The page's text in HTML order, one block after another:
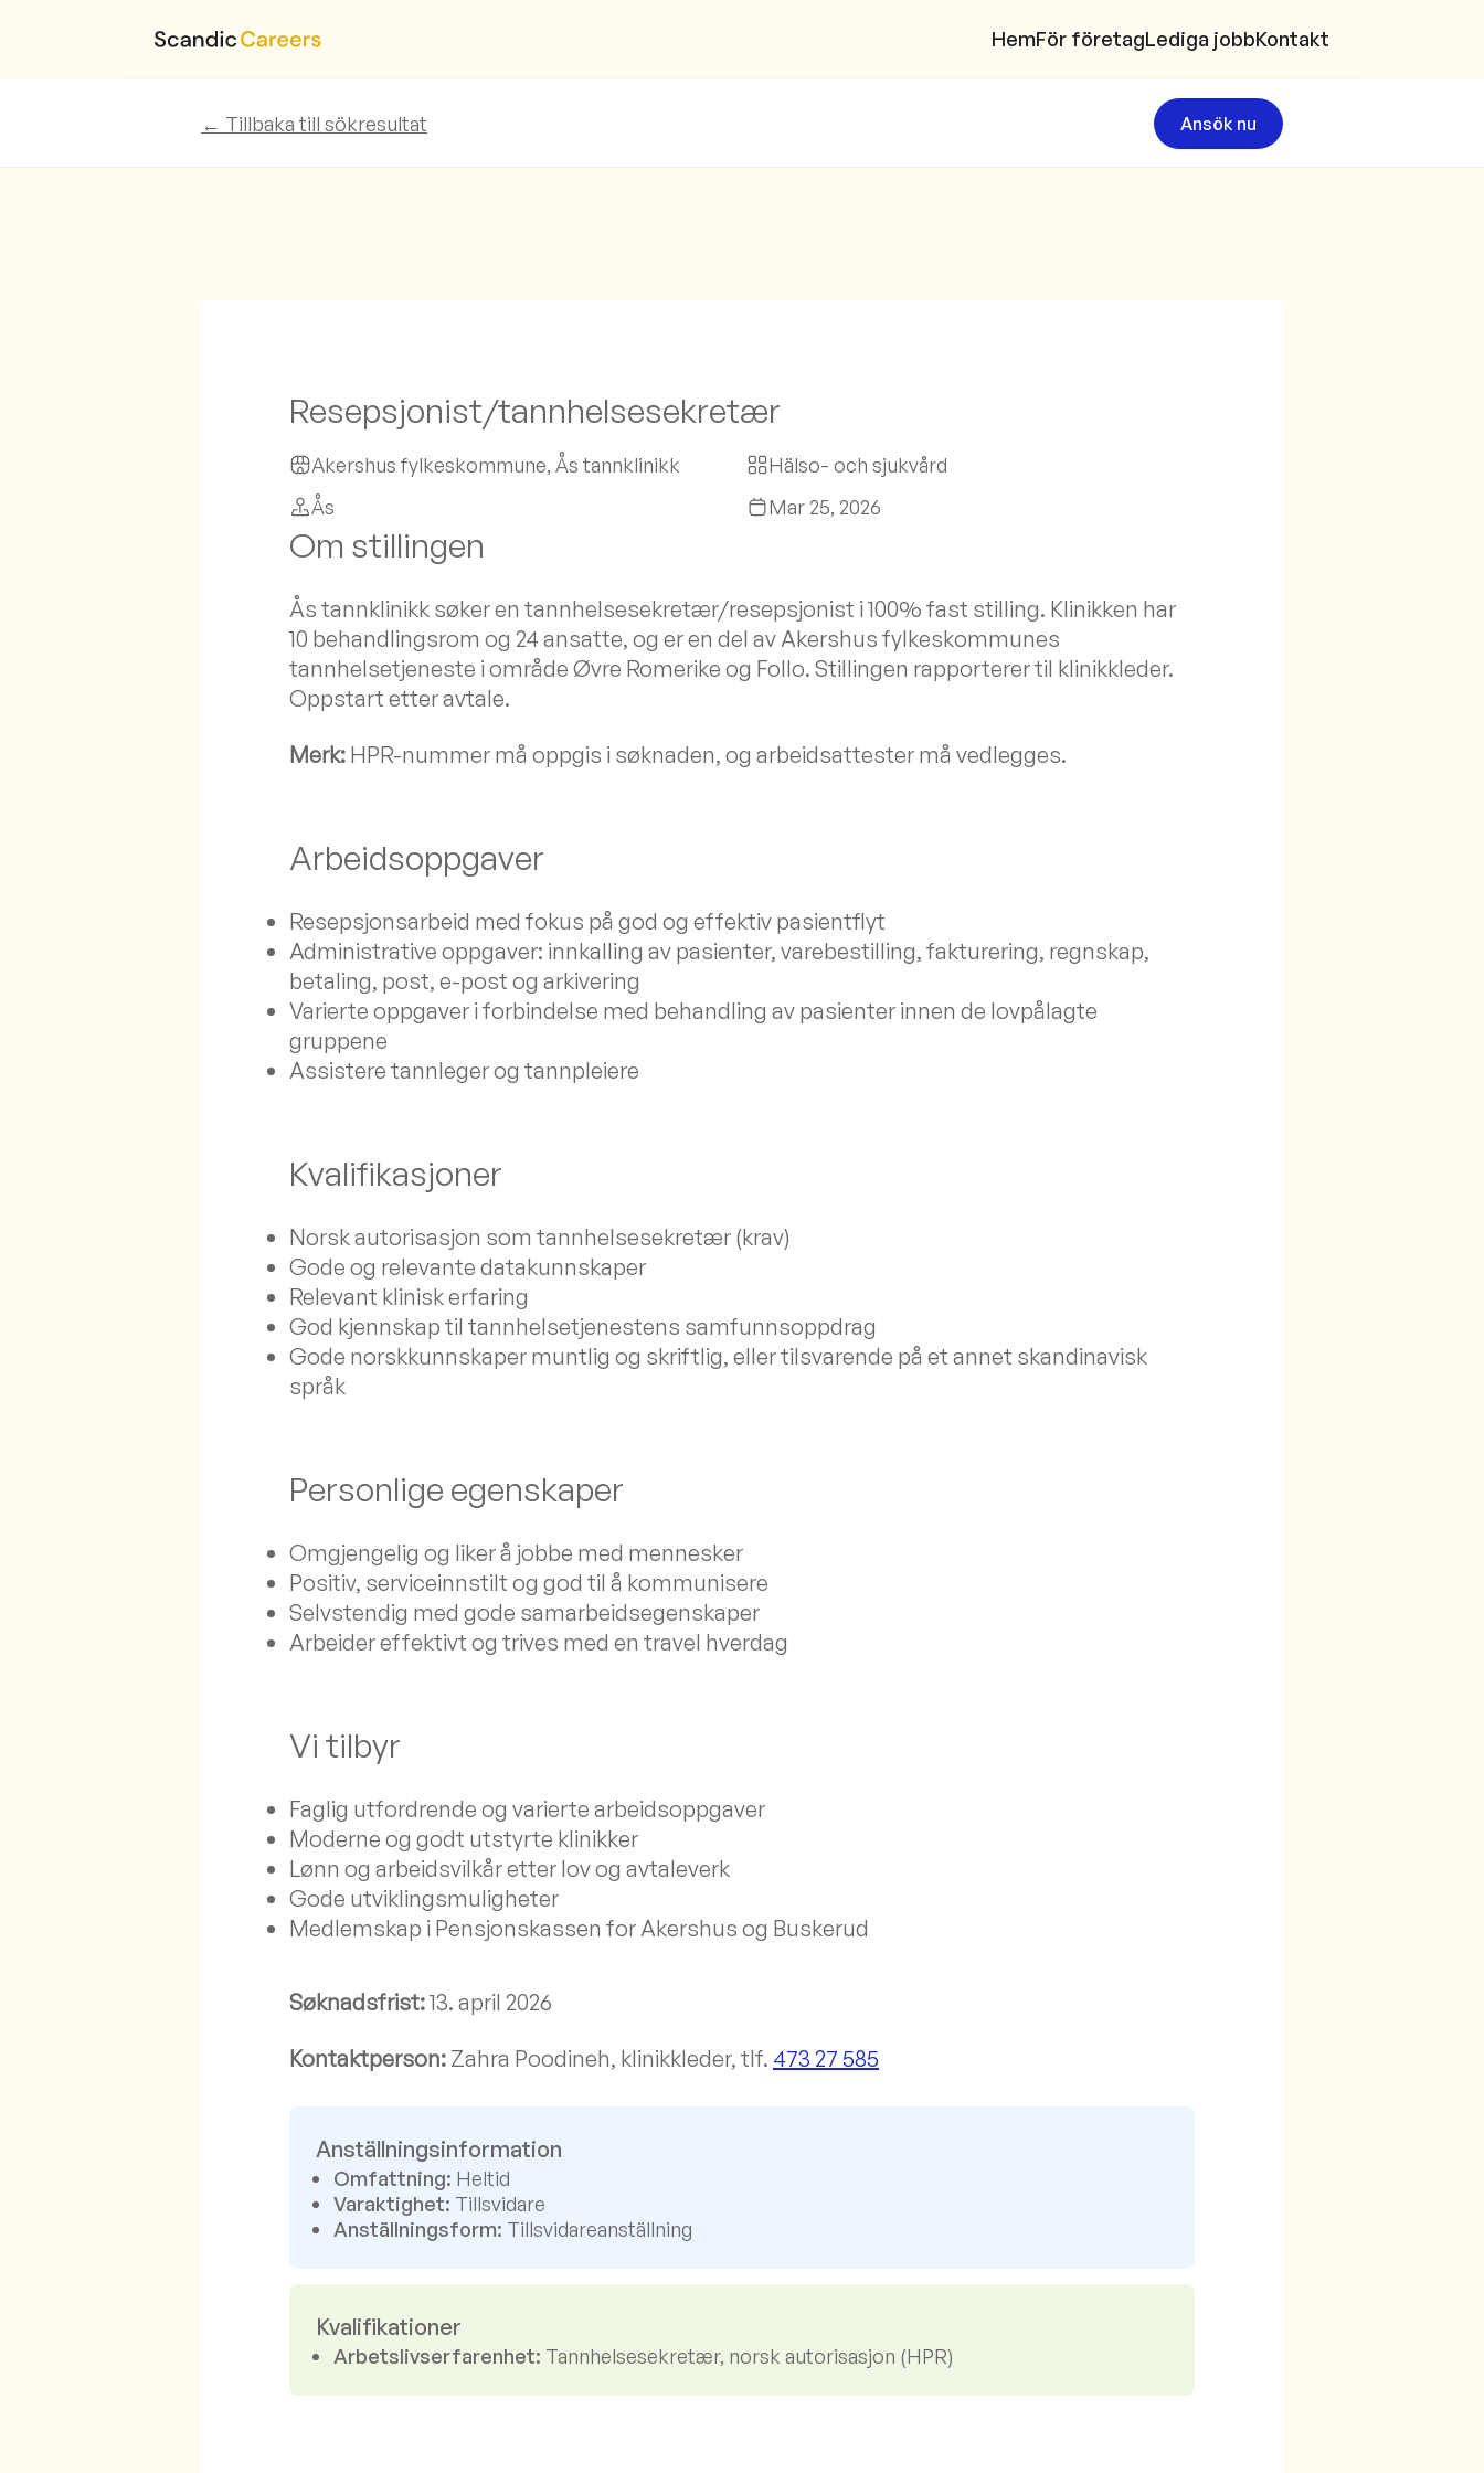
HemFör företagLediga jobbKontakt
← Tillbaka till sökresultat Ansök nu
Resepsjonist/tannhelsesekretær
Akershus fylkeskommune, Ås tannklinikk
Hälso- och sjukvård
Ås
Mar 25, 2026
Om stillingen
Ås tannklinikk søker en tannhelsesekretær/resepsjonist i 100% fast stilling. Klinikken har
10 behandlingsrom og 24 ansatte, og er en del av Akershus fylkeskommunes
tannhelsetjeneste i område Øvre Romerike og Follo. Stillingen rapporterer til klinikkleder.
Oppstart etter avtale.
Merk: HPR-nummer må oppgis i søknaden, og arbeidsattester må vedlegges.
Arbeidsoppgaver
Resepsjonsarbeid med fokus på god og effektiv pasientflyt
Administrative oppgaver: innkalling av pasienter, varebestilling, fakturering, regnskap,
betaling, post, e-post og arkivering
Varierte oppgaver i forbindelse med behandling av pasienter innen de lovpålagte
gruppene
Assistere tannleger og tannpleiere
Kvalifikasjoner
Norsk autorisasjon som tannhelsesekretær (krav)
Gode og relevante datakunnskaper
Relevant klinisk erfaring
God kjennskap til tannhelsetjenestens samfunnsoppdrag
Gode norskkunnskaper muntlig og skriftlig, eller tilsvarende på et annet skandinavisk
språk
Personlige egenskaper
Omgjengelig og liker å jobbe med mennesker
Positiv, serviceinnstilt og god til å kommunisere
Selvstendig med gode samarbeidsegenskaper
Arbeider effektivt og trives med en travel hverdag
Vi tilbyr
Faglig utfordrende og varierte arbeidsoppgaver
Moderne og godt utstyrte klinikker
Lønn og arbeidsvilkår etter lov og avtaleverk
Gode utviklingsmuligheter
Medlemskap i Pensjonskassen for Akershus og Buskerud
Søknadsfrist:13. april 2026
Kontaktperson: Zahra Poodineh, klinikkleder, tlf. 473 27 585
Anställningsinformation
Omfattning: Heltid
Varaktighet: Tillsvidare
Anställningsform: Tillsvidareanställning
Kvalifikationer
Arbetslivserfarenhet: Tannhelsesekretær, norsk autorisasjon (HPR)